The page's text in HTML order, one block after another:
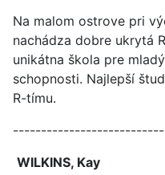
Na malom ostrove pri
nachádza dobre ukrytá
unikátna škola pre
schopnosti. Najlepší
R-tímu.
WILKINS, Kay